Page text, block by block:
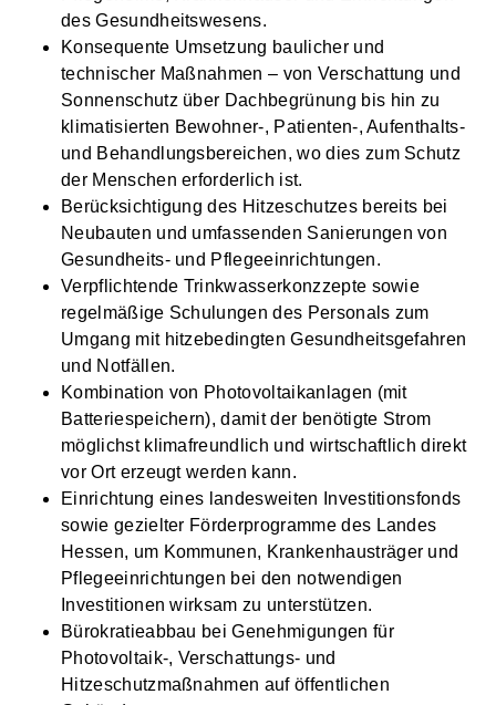
des Gesundheitswesens.
Konsequente Umsetzung baulicher und
technischer Maßnahmen – von Verschattung und
Sonnenschutz über Dachbegrünung bis hin zu
klimatisierten Bewohner-, Patienten-, Aufenthalts-
und Behandlungsbereichen, wo dies zum Schutz
der Menschen erforderlich ist.
Berücksichtigung des Hitzeschutzes bereits bei
Neubauten und umfassenden Sanierungen von
Gesundheits- und Pflegeeinrichtungen.
Verpflichtende Trinkwasserkonzzepte sowie
regelmäßige Schulungen des Personals zum
Umgang mit hitzebedingten Gesundheitsgefahren
und Notfällen.
Kombination von Photovoltaikanlagen (mit
Batteriespeichern), damit der benötigte Strom
möglichst klimafreundlich und wirtschaftlich direkt
vor Ort erzeugt werden kann.
Einrichtung eines landesweiten Investitionsfonds
sowie gezielter Förderprogramme des Landes
Hessen, um Kommunen, Krankenhausträger und
Pflegeeinrichtungen bei den notwendigen
Investitionen wirksam zu unterstützen.
Bürokratieabbau bei Genehmigungen für
Photovoltaik-, Verschattungs- und
Hitzeschutzmaßnahmen auf öffentlichen